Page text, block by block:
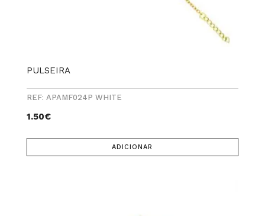
PULSEIRA
1.50€
ADICIONAR
REF: APAMF024P WHITE